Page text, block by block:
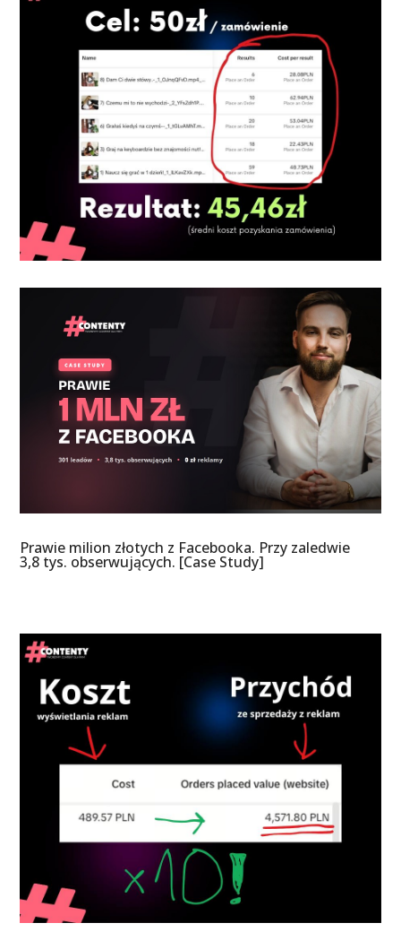
Prawie milion złotych z Facebooka. Przy zaledwie
3,8 tys. obserwujących. [Case Study]